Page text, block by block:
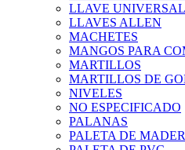
LLAVE
LLAVES ALLEN
MACHETES
MANGOS PARA
MARTILLOS
MARTILLOS DE
NIVELES
NO ESPECIFICADO
PALANAS
PALETA DE